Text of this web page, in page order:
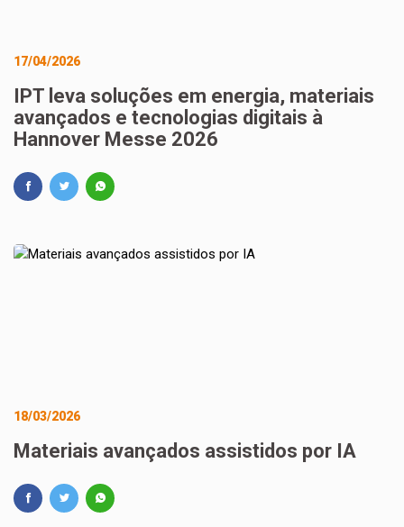
17/04/2026
IPT leva soluções em energia, materiais
avançados e tecnologias digitais à
Hannover Messe 2026
18/03/2026
Materiais avançados assistidos por IA